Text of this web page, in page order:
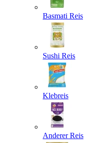
Basmati Reis
Sushi Reis
Klebreis
Anderer Reis